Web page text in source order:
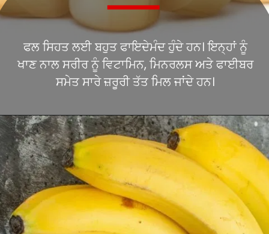
ਫਲ ਸਿਹਤ ਲਈ ਬਹੁਤ ਫਾਇਦੇਮੰਦ ਹੁੰਦੇ ਹਨ। ਇਨ੍ਹਾਂ ਨੂੰ
ਖਾਣ ਨਾਲ ਸਰੀਰ ਨੂੰ ਵਿਟਾਮਿਨ, ਮਿਨਰਲਸ ਅਤੇ ਫਾਈਬਰ
ਸਮੇਤ ਸਾਰੇ ਜ਼ਰੂਰੀ ਤੱਤ ਮਿਲ ਜਾਂਦੇ ਹਨ।